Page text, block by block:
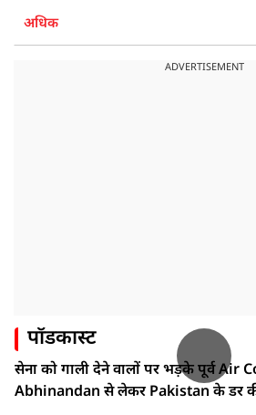
अधिक
ADVERTISEMENT
पॉडकास्ट
सेना को गाली देने वालों पर भड़के पूर्व Air
Abhinandan से लेकर Pakistan के डर